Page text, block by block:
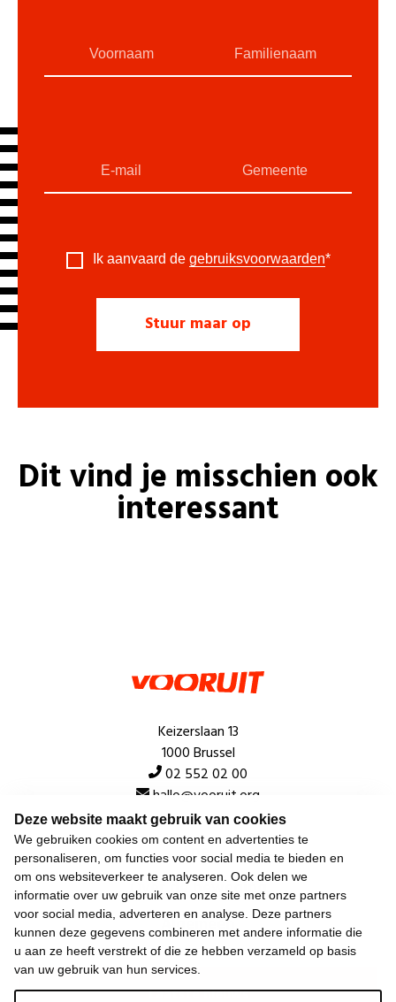
Deze website maakt gebruik van cookies
We gebruiken cookies om content en advertenties te
personaliseren, om functies voor social media te bieden en
om ons websiteverkeer te analyseren. Ook delen we
informatie over uw gebruik van onze site met onze partners
voor social media, adverteren en analyse. Deze partners
kunnen deze gegevens combineren met andere informatie die
u aan ze heeft verstrekt of die ze hebben verzameld op basis
van uw gebruik van hun services.
Ik aanvaard de gebruiksvoorwaarden*
Dit vind je misschien ook
interessant
Keizerslaan 13
1000 Brussel
02 552 02 00
hallo@vooruit.org
Snel
Over de beweging
Algemeen
Laatste nieuws